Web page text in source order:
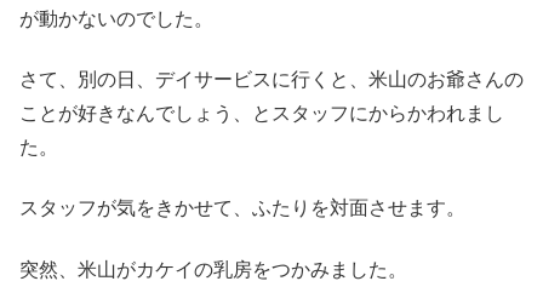
が動かないのでした。
さて、別の日、デイサービスに行くと、米山のお爺さんの
ことが好きなんでしょう、とスタッフにからかわれまし
た。
スタッフが気をきかせて、ふたりを対面させます。
突然、米山がカケイの乳房をつかみました。